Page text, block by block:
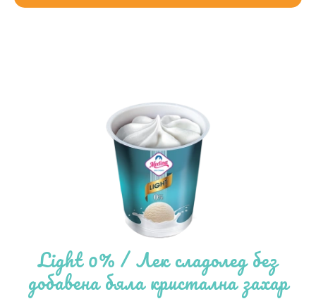
Light 0% / Лек сладолед без
добавена бяла кристална захар